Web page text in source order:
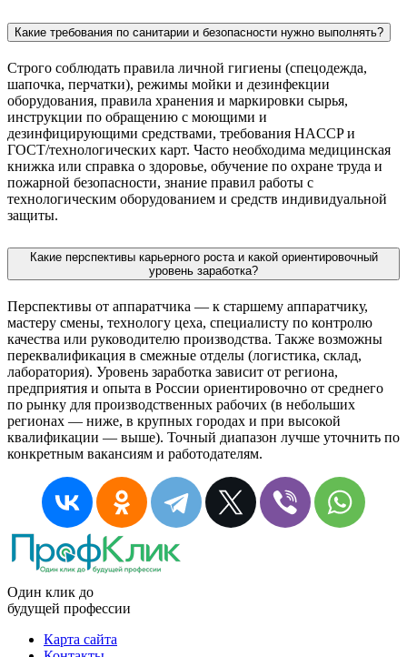
Какие требования по санитарии и безопасности нужно выполнять?
Строго соблюдать правила личной гигиены (спецодежда,
шапочка, перчатки), режимы мойки и дезинфекции
оборудования, правила хранения и маркировки сырья,
инструкции по обращению с моющими и
дезинфицирующими средствами, требования HACCP и
ГОСТ/технологических карт. Часто необходима медицинская
книжка или справка о здоровье, обучение по охране труда и
пожарной безопасности, знание правил работы с
технологическим оборудованием и средств индивидуальной
защиты.
Какие перспективы карьерного роста и какой ориентировочный
уровень заработка?
Перспективы от аппаратчика — к старшему аппаратчику,
мастеру смены, технологу цеха, специалисту по контролю
качества или руководителю производства. Также возможны
переквалификация в смежные отделы (логистика, склад,
лаборатория). Уровень заработка зависит от региона,
предприятия и опыта в России ориентировочно от среднего
по рынку для производственных рабочих (в небольших
регионах — ниже, в крупных городах и при высокой
квалификации — выше). Точный диапазон лучше уточнить по
конкретным вакансиям и работодателям.
Один клик до
будущей профессии
Карта сайта